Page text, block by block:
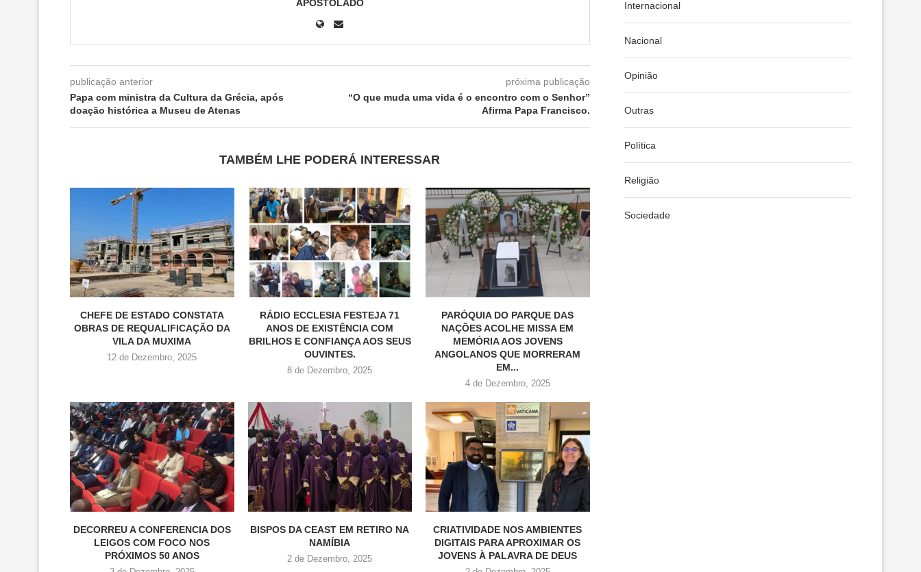
APOSTOLADO
publicação anterior
Papa com ministra da Cultura da Grécia, após
doação histórica a Museu de Atenas
próxima publicação
“O que muda uma vida é o encontro com o Senhor”
Afirma Papa Francisco.
TAMBÉM LHE PODERÁ INTERESSAR
CHEFE DE ESTADO CONSTATA
OBRAS DE REQUALIFICAÇÃO DA
VILA DA MUXIMA
12 de Dezembro, 2025
RÁDIO ECCLESIA FESTEJA 71
ANOS DE EXISTÊNCIA COM
BRILHOS E CONFIANÇA AOS SEUS
OUVINTES.
8 de Dezembro, 2025
PARÓQUIA DO PARQUE DAS
NAÇÕES ACOLHE MISSA EM
MEMÓRIA AOS JOVENS
ANGOLANOS QUE MORRERAM
EM...
4 de Dezembro, 2025
DECORREU A CONFERENCIA DOS
LEIGOS COM FOCO NOS
PRÓXIMOS 50 ANOS
BISPOS DA CEAST EM RETIRO NA
NAMÍBIA
2 de Dezembro, 2025
CRIATIVIDADE NOS AMBIENTES
DIGITAIS PARA APROXIMAR OS
JOVENS À PALAVRA DE DEUS
Internacional
Nacional
Opinião
Outras
Política
Religião
Sociedade